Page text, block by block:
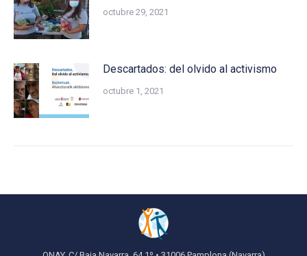
octubre 29, 2021
Descartados: del olvido al activismo
octubre 1, 2021